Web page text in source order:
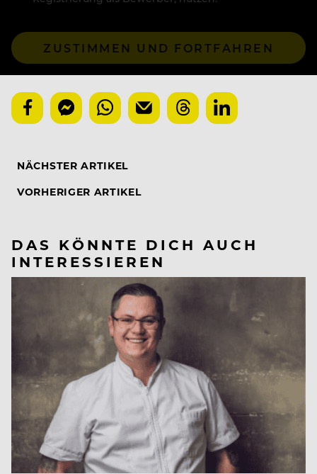
ZUSTIMMEN UND FORTFAHREN
NÄCHSTER ARTIKEL
VORHERIGER ARTIKEL
DAS KÖNNTE DICH AUCH
INTERESSIEREN